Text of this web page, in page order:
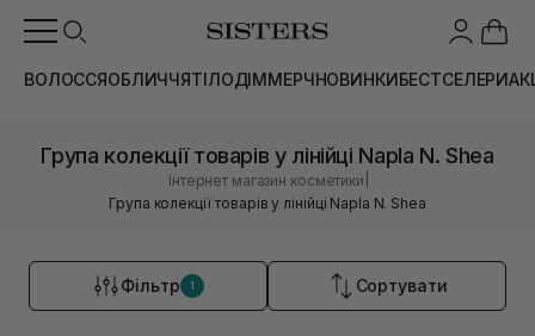
ВОЛОССЯОБЛИЧЧЯТІЛОДІММЕРЧНОВИНКИБЕСТСЕЛЕРИ
Група колекції товарів у лінійці Napla N. Shea
Інтернет магазин косметики
Група колекції товарів у лінійці Napla N. Shea
Фільтр 1 Сортувати